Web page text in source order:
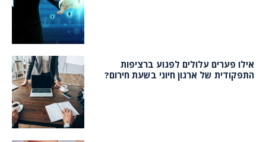
אילו פערים עלולים לפגוע ברציפות
התפקודית של ארגון חיוני בשעת חירום?